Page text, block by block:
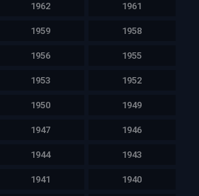
1962 1961
1959 1958
1956 1955
1953 1952
1950 1949
1947 1946
1944 1943
1941 1940